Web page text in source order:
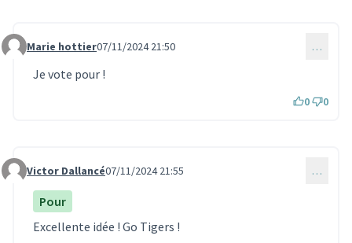
Commentaire 3498
Marie hottier07/11/2024 21:50 …
Je vote pour !
0 0
Commentaire 3499
Victor Dallancé07/11/2024 21:55 …
Pour
Excellente idée ! Go Tigers !